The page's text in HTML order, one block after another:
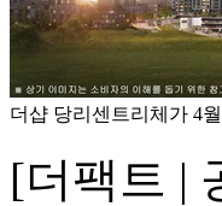
더샵 당리센트리체가 4
[더팩트 |